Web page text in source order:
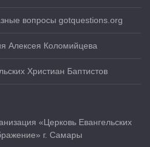
вопросы gotquestions.org
Алексея Коломийцева
Христиан Баптистов
«Церковь Евангельских
г. Самары